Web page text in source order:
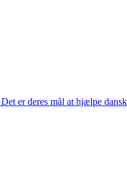
er deres mål at hjælpe